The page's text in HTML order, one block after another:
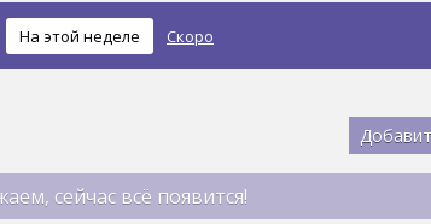
На этой неделе Скоро
сейчас всё появится!